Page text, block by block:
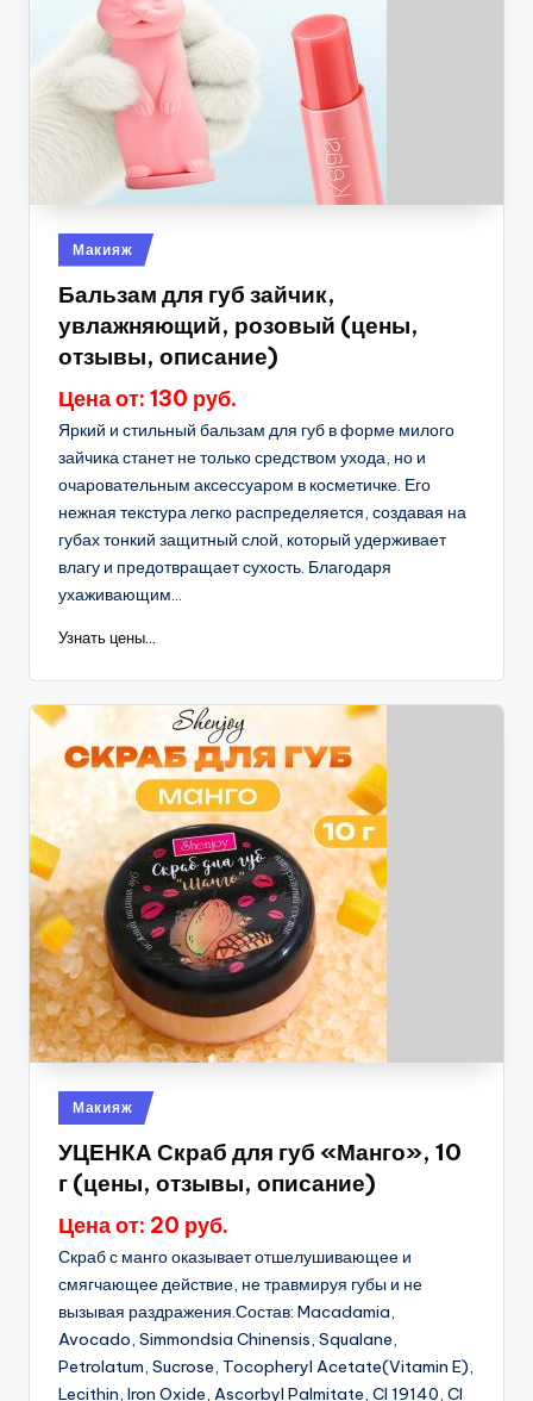
Опубликовано
в
Макияж
Бальзам для губ зайчик,
увлажняющий, розовый (цены,
отзывы, описание)
Цена от: 130 руб.
Яркий и стильный бальзам для губ в форме милого
зайчика станет не только средством ухода, но и
очаровательным аксессуаром в косметичке. Его
нежная текстура легко распределяется, создавая на
губах тонкий защитный слой, который удерживает
влагу и предотвращает сухость. Благодаря
ухаживающим...
Узнать цены...
Опубликовано
в
Макияж
УЦЕНКА Скраб для губ «Манго», 10
г (цены, отзывы, описание)
Цена от: 20 руб.
Скраб с манго оказывает отшелушивающее и
смягчающее действие, не травмируя губы и не
вызывая раздражения.Состав: Macadamia,
Avocado, Simmondsia Chinensis, Squalane,
Petrolatum, Sucrose, Tocopheryl Acetate(Vitamin E),
Lecithin, Iron Oxide, Ascorbyl Palmitate, CI 19140, CI